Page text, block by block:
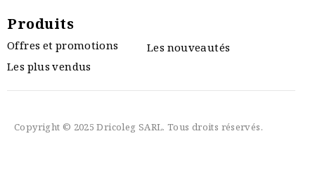
Produits
Offres et promotions
Les nouveautés
Les plus vendus
Copyright © 2025 Dricoleg SARL. Tous droits réservés.